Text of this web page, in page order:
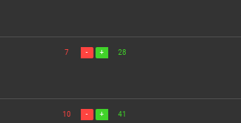
28
7
41
10